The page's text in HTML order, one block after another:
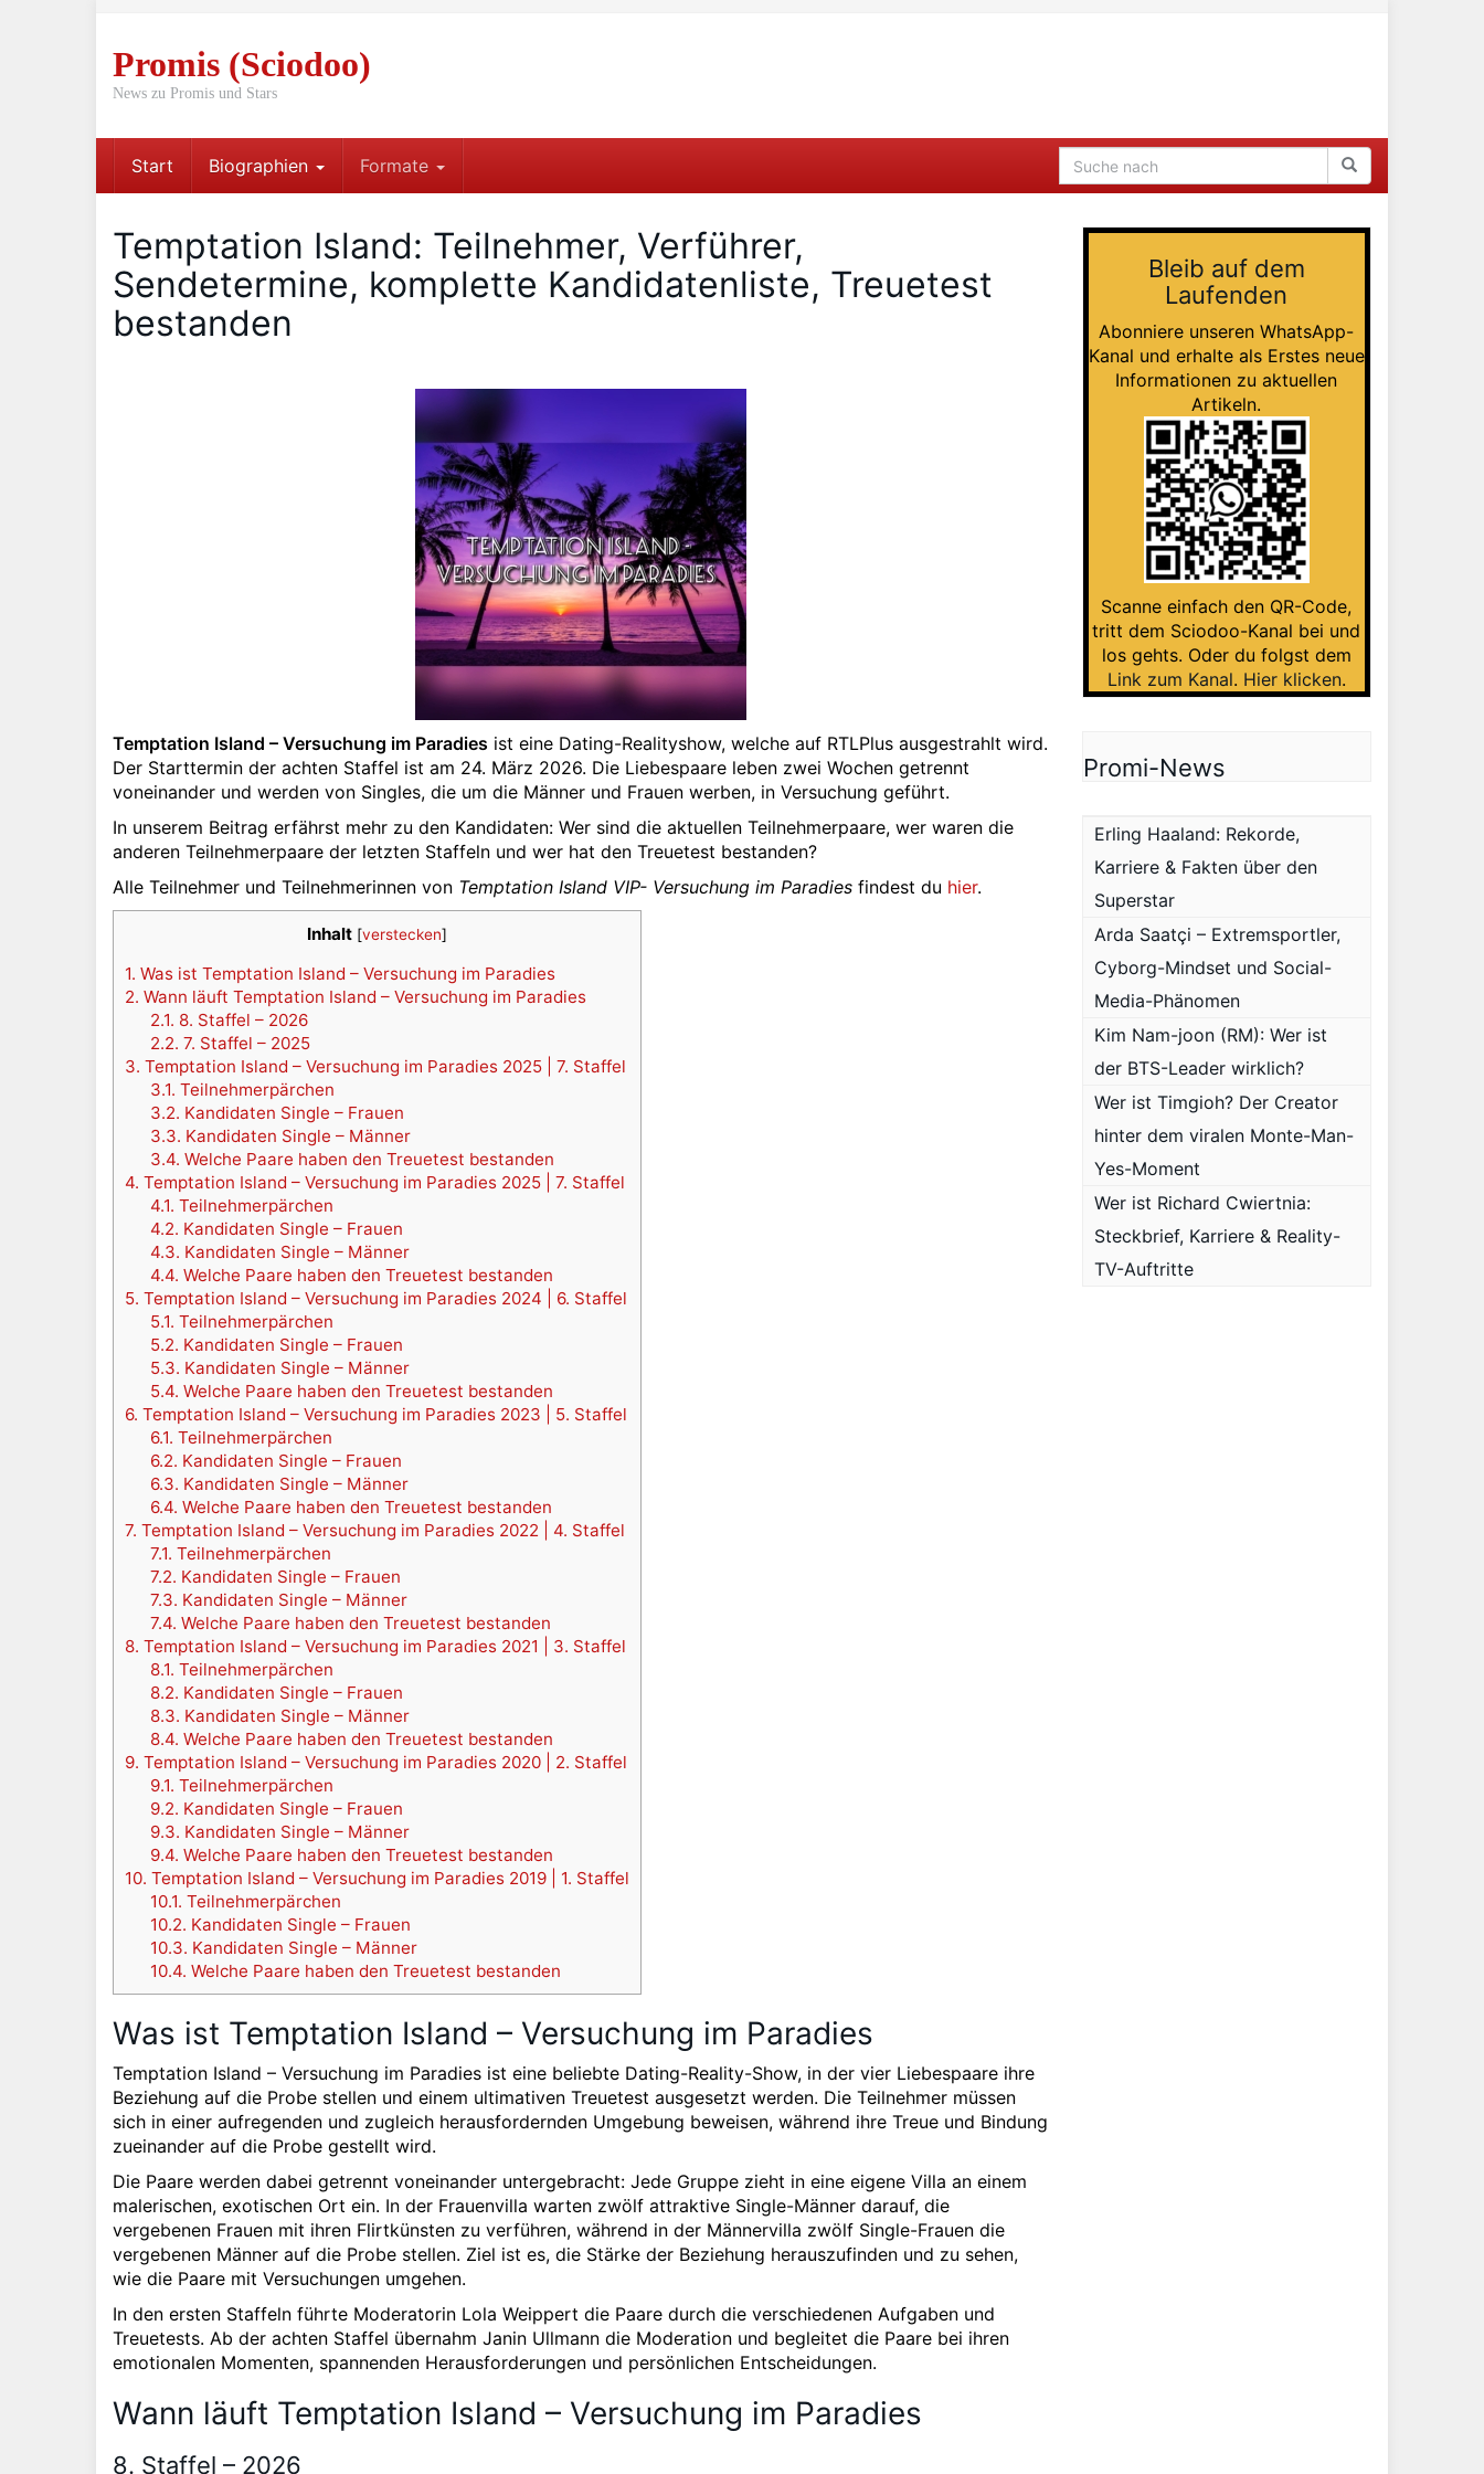
Promis (Sciodoo)
News zu Promis und Stars
Start Biographien Formate
Temptation Island: Teilnehmer, Verführer,
Sendetermine, komplette Kandidatenliste, Treuetest
bestanden
Temptation Island – Versuchung im Paradies ist eine Dating-Realityshow, welche auf RTLPlus ausgestrahlt wird.
Der Starttermin der achten Staffel ist am 24. März 2026. Die Liebespaare leben zwei Wochen getrennt
voneinander und werden von Singles, die um die Männer und Frauen werben, in Versuchung geführt.
In unserem Beitrag erfährst mehr zu den Kandidaten: Wer sind die aktuellen Teilnehmerpaare, wer waren die
anderen Teilnehmerpaare der letzten Staffeln und wer hat den Treuetest bestanden?
Alle Teilnehmer und Teilnehmerinnen von Temptation Island VIP- Versuchung im Paradies findest du hier.
Inhalt [verstecken]
1. Was ist Temptation Island – Versuchung im Paradies
2. Wann läuft Temptation Island – Versuchung im Paradies
2.1. 8. Staffel – 2026
2.2. 7. Staffel – 2025
3. Temptation Island – Versuchung im Paradies 2025 | 7. Staffel
3.1. Teilnehmerpärchen
3.2. Kandidaten Single – Frauen
3.3. Kandidaten Single – Männer
3.4. Welche Paare haben den Treuetest bestanden
4. Temptation Island – Versuchung im Paradies 2025 | 7. Staffel
4.1. Teilnehmerpärchen
4.2. Kandidaten Single – Frauen
4.3. Kandidaten Single – Männer
4.4. Welche Paare haben den Treuetest bestanden
5. Temptation Island – Versuchung im Paradies 2024 | 6. Staffel
5.1. Teilnehmerpärchen
5.2. Kandidaten Single – Frauen
5.3. Kandidaten Single – Männer
5.4. Welche Paare haben den Treuetest bestanden
6. Temptation Island – Versuchung im Paradies 2023 | 5. Staffel
6.1. Teilnehmerpärchen
6.2. Kandidaten Single – Frauen
6.3. Kandidaten Single – Männer
6.4. Welche Paare haben den Treuetest bestanden
7. Temptation Island – Versuchung im Paradies 2022 | 4. Staffel
7.1. Teilnehmerpärchen
7.2. Kandidaten Single – Frauen
7.3. Kandidaten Single – Männer
7.4. Welche Paare haben den Treuetest bestanden
8. Temptation Island – Versuchung im Paradies 2021 | 3. Staffel
8.1. Teilnehmerpärchen
8.2. Kandidaten Single – Frauen
8.3. Kandidaten Single – Männer
8.4. Welche Paare haben den Treuetest bestanden
9. Temptation Island – Versuchung im Paradies 2020 | 2. Staffel
9.1. Teilnehmerpärchen
9.2. Kandidaten Single – Frauen
9.3. Kandidaten Single – Männer
9.4. Welche Paare haben den Treuetest bestanden
10. Temptation Island – Versuchung im Paradies 2019 | 1. Staffel
10.1. Teilnehmerpärchen
10.2. Kandidaten Single – Frauen
10.3. Kandidaten Single – Männer
10.4. Welche Paare haben den Treuetest bestanden
Was ist Temptation Island – Versuchung im Paradies
Temptation Island – Versuchung im Paradies ist eine beliebte Dating-Reality-Show, in der vier Liebespaare ihre
Beziehung auf die Probe stellen und einem ultimativen Treuetest ausgesetzt werden. Die Teilnehmer müssen
sich in einer aufregenden und zugleich herausfordernden Umgebung beweisen, während ihre Treue und Bindung
zueinander auf die Probe gestellt wird.
Die Paare werden dabei getrennt voneinander untergebracht: Jede Gruppe zieht in eine eigene Villa an einem
malerischen, exotischen Ort ein. In der Frauenvilla warten zwölf attraktive Single-Männer darauf, die
vergebenen Frauen mit ihren Flirtkünsten zu verführen, während in der Männervilla zwölf Single-Frauen die
vergebenen Männer auf die Probe stellen. Ziel ist es, die Stärke der Beziehung herauszufinden und zu sehen,
wie die Paare mit Versuchungen umgehen.
In den ersten Staffeln führte Moderatorin Lola Weippert die Paare durch die verschiedenen Aufgaben und
Treuetests. Ab der achten Staffel übernahm Janin Ullmann die Moderation und begleitet die Paare bei ihren
emotionalen Momenten, spannenden Herausforderungen und persönlichen Entscheidungen.
Wann läuft Temptation Island – Versuchung im Paradies
8. Staffel – 2026
Bleib auf dem
Laufenden
Abonniere unseren WhatsApp-
Kanal und erhalte als Erstes neue
Informationen zu aktuellen
Artikeln.
Scanne einfach den QR-Code,
tritt dem Sciodoo-Kanal bei und
los gehts. Oder du folgst dem
Link zum Kanal. Hier klicken.
Promi-News
Erling Haaland: Rekorde,
Karriere & Fakten über den
Superstar
Arda Saatçi – Extremsportler,
Cyborg-Mindset und Social-
Media-Phänomen
Kim Nam-joon (RM): Wer ist
der BTS-Leader wirklich?
Wer ist Timgioh? Der Creator
hinter dem viralen Monte-Man-
Yes-Moment
Wer ist Richard Cwiertnia:
Steckbrief, Karriere & Reality-
TV-Auftritte